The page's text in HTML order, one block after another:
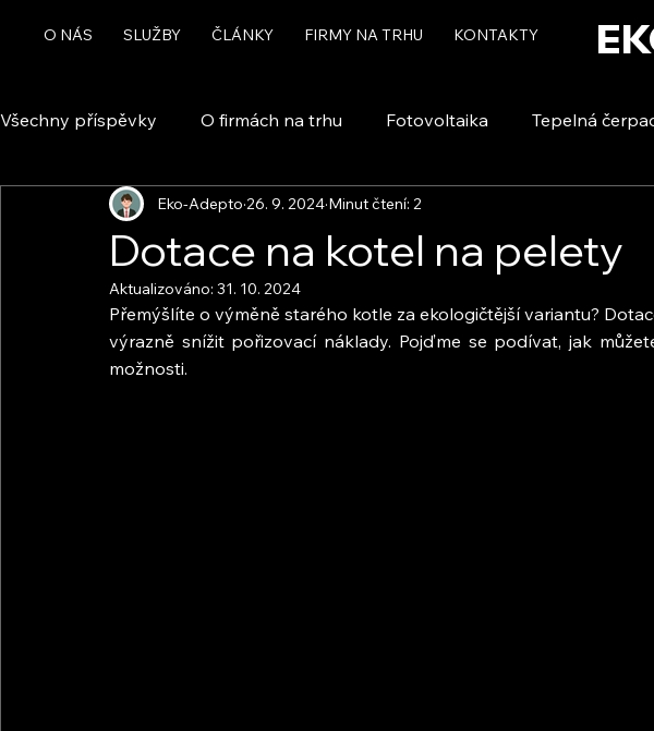
O NÁS SLUŽBY ČLÁNKY FIRMY NA TRHU KONTAKTY
Všechny příspěvky O firmách na trhu Fotovoltaika Tepelná
Rekuperace a větrání Chytrá domácnost a automatizace
Dotace na kotel na pelety
Eko-Adepto 26. 9. 2024 Minut čtení: 2
Aktualizováno: 31. 10. 2024
Přemýšlíte o výměně starého kotle za ekologičtější variantu?
výrazně snížit pořizovací náklady. Pojďme se podívat, jak
možnosti.